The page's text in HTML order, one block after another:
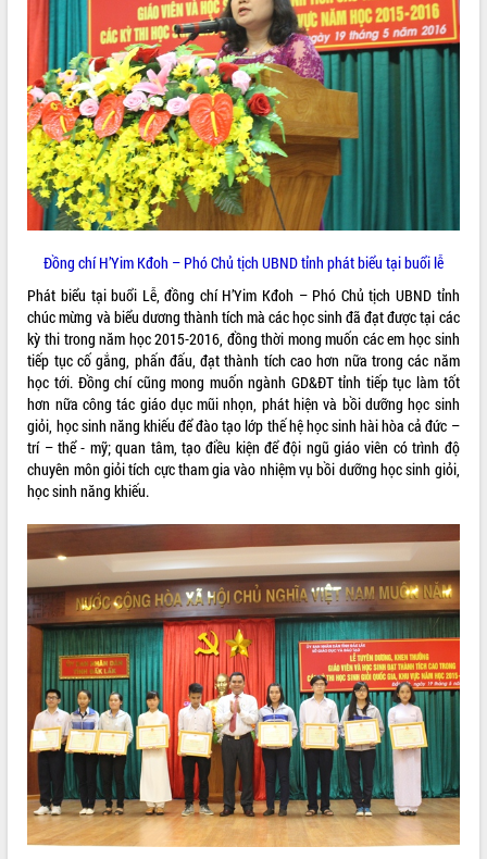
LIÊN KẾT WEB
THỐNG KÊ TRUY CẬP
Hôm nay: 9429
Tất cả: 66054752
Đồng chí H’Yim Kđoh – Phó Chủ tịch UBND tỉnh phát biểu tại buổi lễ
Phát biểu tại buổi Lễ, đồng chí H’Yim Kđoh – Phó Chủ tịch UBND tỉnh
chúc mừng và biểu dương thành tích mà các học sinh đã đạt được tại các
kỳ thi trong năm học 2015-2016, đồng thời mong muốn các em học sinh
tiếp tục cố gắng, phấn đấu, đạt thành tích cao hơn nữa trong các năm
học tới. Đồng chí cũng mong muốn ngành GD&ĐT tỉnh tiếp tục làm tốt
hơn nữa công tác giáo dục mũi nhọn, phát hiện và bồi dưỡng học sinh
giỏi, học sinh năng khiếu để đào tạo lớp thế hệ học sinh hài hòa cả đức –
trí – thể - mỹ; quan tâm, tạo điều kiện để đội ngũ giáo viên có trình độ
chuyên môn giỏi tích cực tham gia vào nhiệm vụ bồi dưỡng học sinh giỏi,
học sinh năng khiếu.